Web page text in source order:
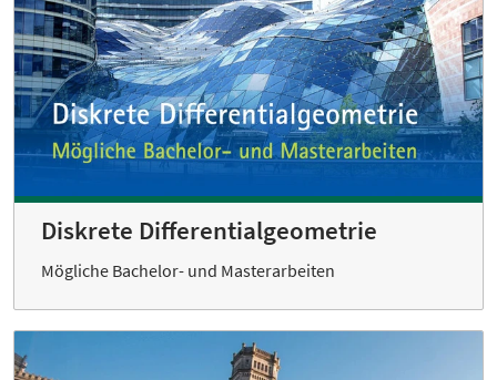
Diskrete Differentialgeometrie
Mögliche Bachelor- und Masterarbeiten